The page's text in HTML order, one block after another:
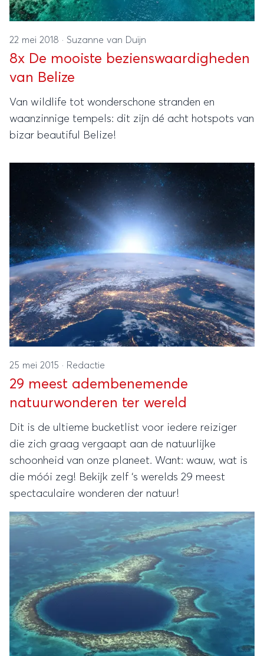
22 mei 2018 · Suzanne van Duijn
8x De mooiste bezienswaardigheden
van Belize
Van wildlife tot wonderschone stranden en
waanzinnige tempels: dit zijn dé acht hotspots van
bizar beautiful Belize!
25 mei 2015 · Redactie
29 meest adembenemende
natuurwonderen ter wereld
Dit is de ultieme bucketlist voor iedere reiziger
die zich graag vergaapt aan de natuurlijke
schoonheid van onze planeet. Want: wauw, wat is
die móói zeg! Bekijk zelf ‘s werelds 29 meest
spectaculaire wonderen der natuur!